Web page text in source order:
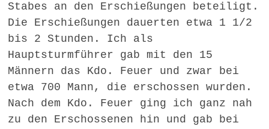
Stabes an den Erschießungen beteiligt.
Die Erschießungen dauerten etwa 1 1/2
bis 2 Stunden. Ich als
Hauptsturmführer gab mit den 15
Männern das Kdo. Feuer und zwar bei
etwa 700 Mann, die erschossen wurden.
Nach dem Kdo. Feuer ging ich ganz nah
zu den Erschossenen hin und gab bei